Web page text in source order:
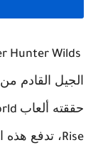
Hunter Wilds
الجيل القادم من
حققته ألعاب
Rise، تدفع هذه